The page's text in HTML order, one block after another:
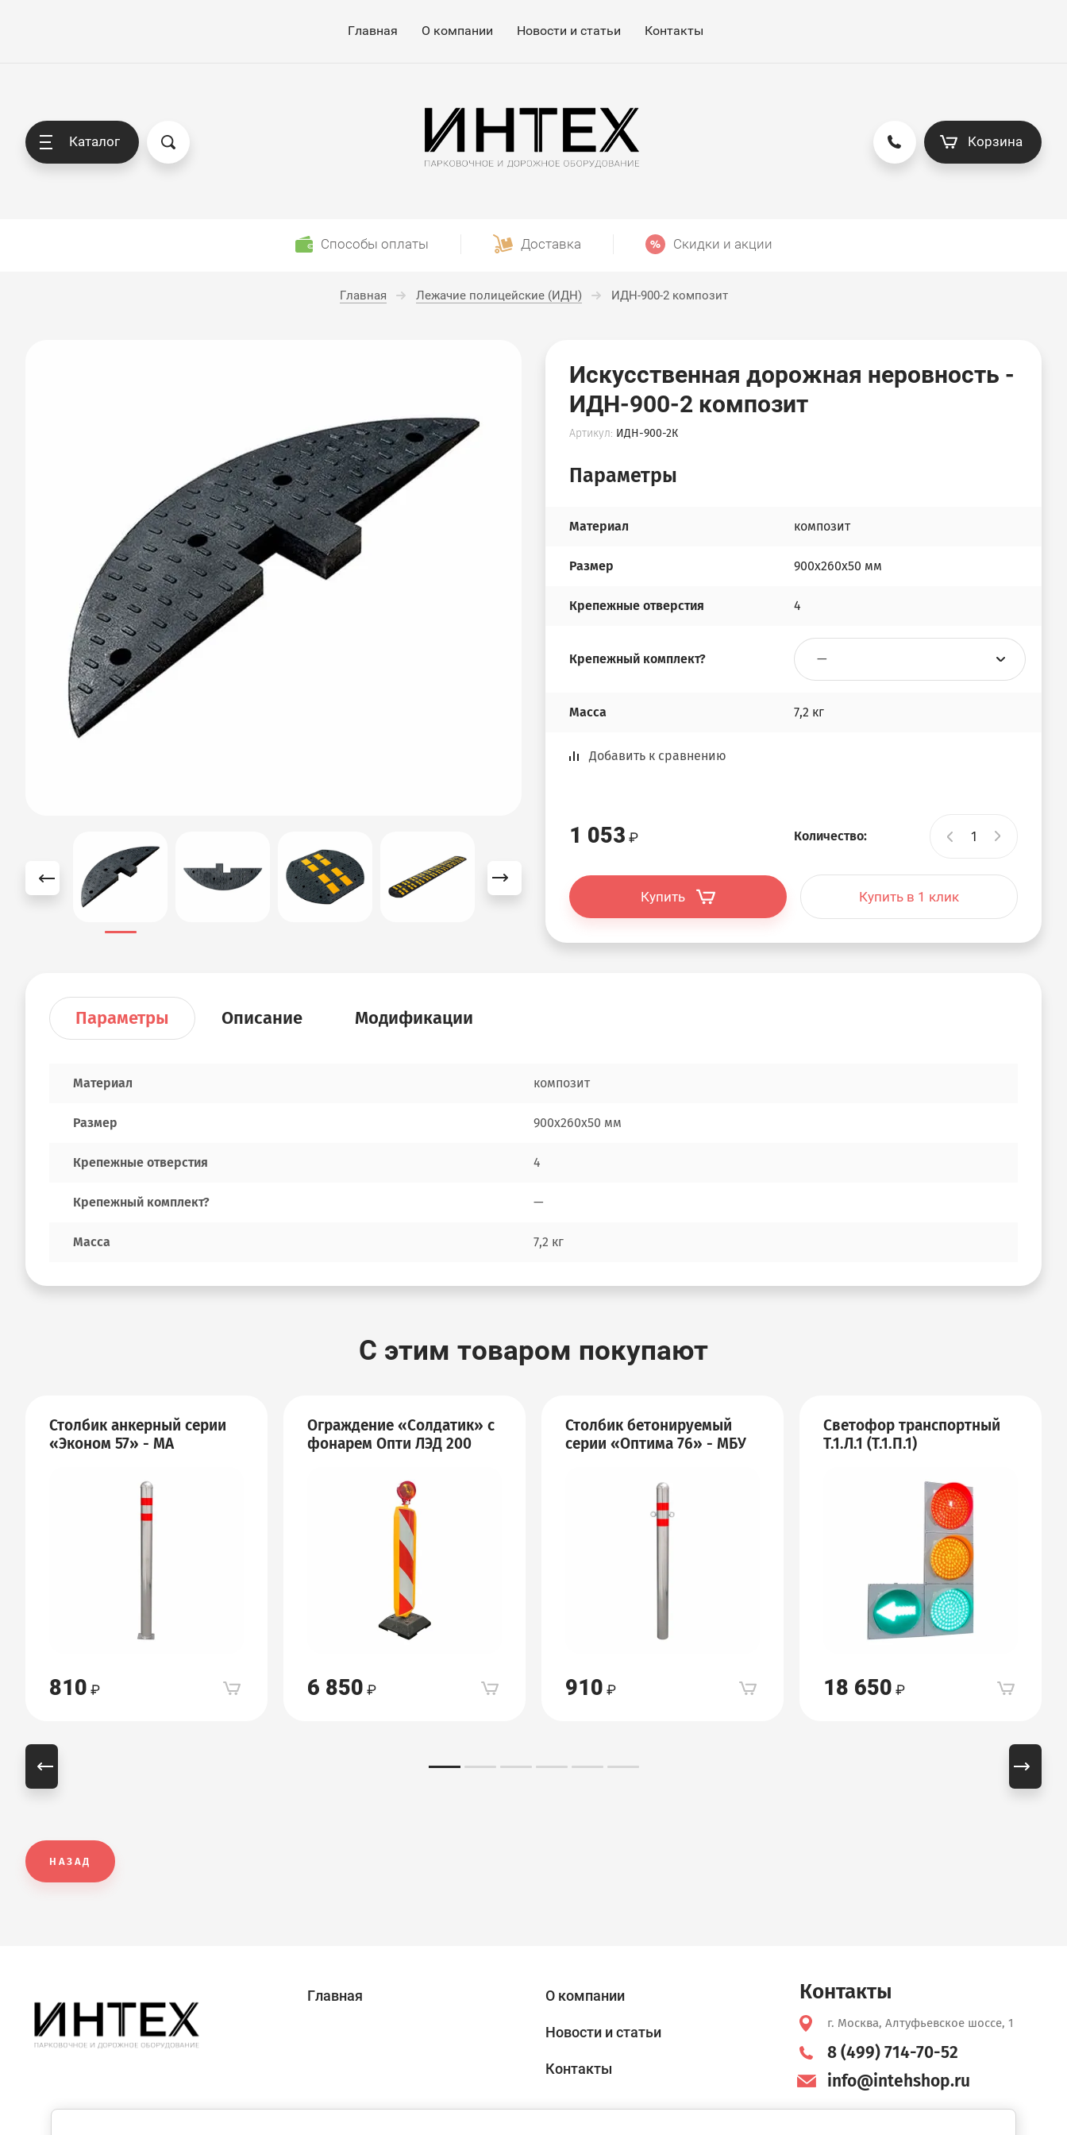
Главная О компании Новости и статьи Контакты
Каталог Корзина
Способы оплаты Доставка Скидки и акции
Главная Лежачие полицейские (ИДН) ИДН-900-2 композит
Искусственная дорожная неровность -
ИДН-900-2 композит
Артикул: ИДН-900-2К
Параметры
Материал композит
Размер 900х260х50 мм
Крепежные отверстия 4
Крепежный комплект? —
Масса 7,2 кг
Добавить к сравнению
1 053 Количество:
Купить Купить в 1 клик
Параметры Описание Модификации
Материал композит
Размер 900х260х50 мм
Крепежные отверстия 4
Крепежный комплект? —
Масса 7,2 кг
С этим товаром покупают
Столбик анкерный серии
«Эконом 57» - МА
810
Ограждение «Солдатик» с
фонарем Опти ЛЭД 200
6 850
Столбик бетонируемый
серии «Оптима 76» - МБУ
910
Светофор транспортный
Т.1.Л.1 (Т.1.П.1)
18 650
НАЗАД
Главная О компании
Новости и статьи
Контакты
Контакты
г. Москва, Алтуфьевское шоссе, 1
8 (499) 714-70-52
info@intehshop.ru